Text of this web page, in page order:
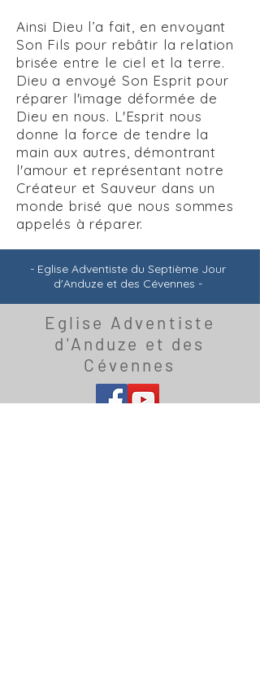
Ainsi Dieu l’a fait, en envoyant
Son Fils pour rebâtir la relation
brisée entre le ciel et la terre.
Dieu a envoyé Son Esprit pour
réparer l'image déformée de
Dieu en nous. L'Esprit nous
donne la force de tendre la
main aux autres, démontrant
l'amour et représentant notre
Créateur et Sauveur dans un
monde brisé que nous sommes
appelés à réparer.
- Eglise Adventiste du Septième Jour
d'Anduze et des Cévennes -
Eglise Adventiste
d'Anduze et des
Cévennes